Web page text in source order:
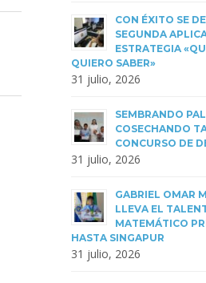
CON ÉXITO SE
SEGUNDA
ESTRATEGIA
QUIERO SABER»
31 julio, 2026
SEMBRANDO
COSECHANDO
CONCURSO DE
31 julio, 2026
GABRIEL OMAR
LLEVA EL
MATEMÁTICO
HASTA SINGAPUR
31 julio, 2026